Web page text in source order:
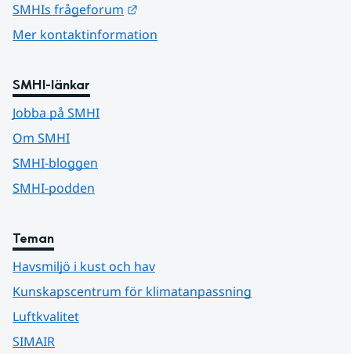
SMHIs frågeforum
Mer kontaktinformation
SMHI-länkar
Jobba på SMHI
Om SMHI
SMHI-bloggen
SMHI-podden
Teman
Havsmiljö i kust och hav
Kunskapscentrum för klimatanpassning
Luftkvalitet
SIMAIR